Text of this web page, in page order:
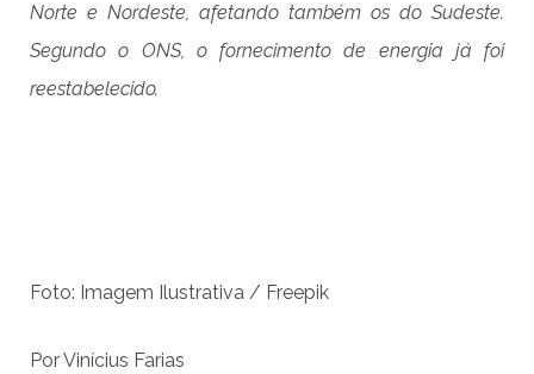
Norte e Nordeste, afetando também os do Sudeste.
Segundo o ONS, o fornecimento de energia já foi
reestabelecido.
Foto: Imagem Ilustrativa / Freepik
Por Vinícius Farias